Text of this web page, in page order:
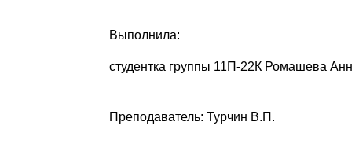
Выполнила:
студентка группы 11П-22К Ромашева
Преподаватель: Турчин В.П.